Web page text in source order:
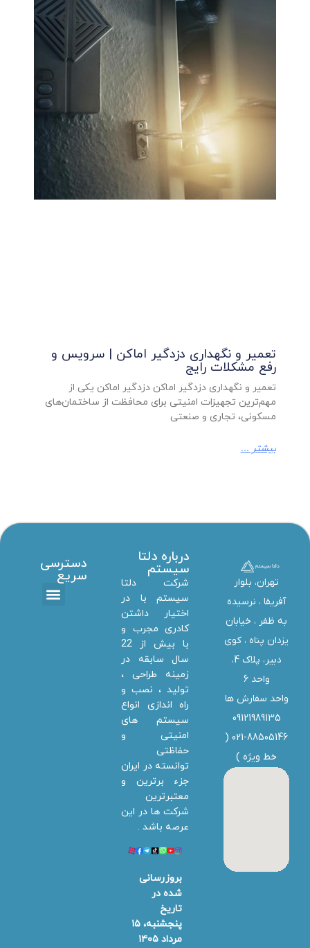
تعمیر و نگهداری دزدگیر اماکن | سرویس و
رفع مشکلات رایج
تعمیر و نگهداری دزدگیر اماکن دزدگیر اماکن یکی از
مهم‌ترین تجهیزات امنیتی برای محافظت از ساختمان‌های
مسکونی، تجاری و صنعتی
بیشتر ...
تهران، بلوار
آفریقا ، نرسیده
به ظفر ،‌ خیابان
یزدان پناه ، کوی
دبیر، پلاک 4،
واحد 6
واحد سفارش ها
09121989135
021-88505146 (
خط ویژه )
درباره دلتا
سیستم
شرکت دلتا
سیستم با در
اختیار داشتن
کادری مجرب و
با بیش از 22
سال سابقه در
زمینه طراحی ،
تولید ، نصب و
راه اندازی انواع
سیستم های
امنیتی و
حفاظتی
توانسته در ایران
جزء برترین و
معتبرترین
شرکت ها در این
عرصه باشد .
بروزرسانی
شده در
تاریخ
پنجشنبه، ۱۵
مرداد ۱۴۰۵
دسترسی
سریع